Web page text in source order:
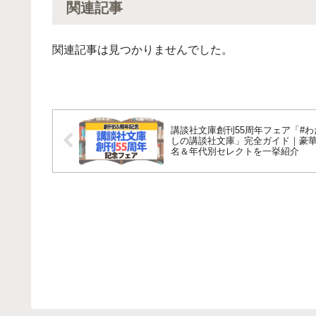
関連記事
関連記事は見つかりませんでした。
講談社文庫創刊55周年フェア「#わ
しの講談社文庫」完全ガイド｜豪
名＆年代別セレクトを一挙紹介